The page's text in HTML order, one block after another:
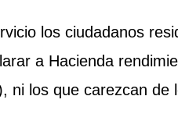
los ciudadanos
a Hacienda
ni los que carezcan